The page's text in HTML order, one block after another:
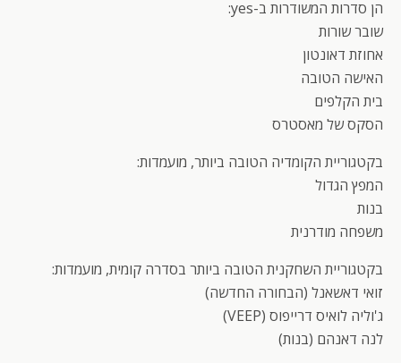
הן סדרות המשודרות ב-yes:
שובר שורות
אחוזת דאונטון
האישה הטובה
בית הקלפים
הסקס של מאסטרס
בקטגוריית הקומדיה הטובה ביותר, מועמדות:
המפץ הגדול
בנות
משפחה מודרנית
בקטגוריית השחקנית הטובה ביותר בסדרה קומית, מועמדות:
זואי דאשאנל (הבחורה החדשה)
ג'וליה לואיס דרייפוס (VEEP)
לנה דאנהם (בנות)